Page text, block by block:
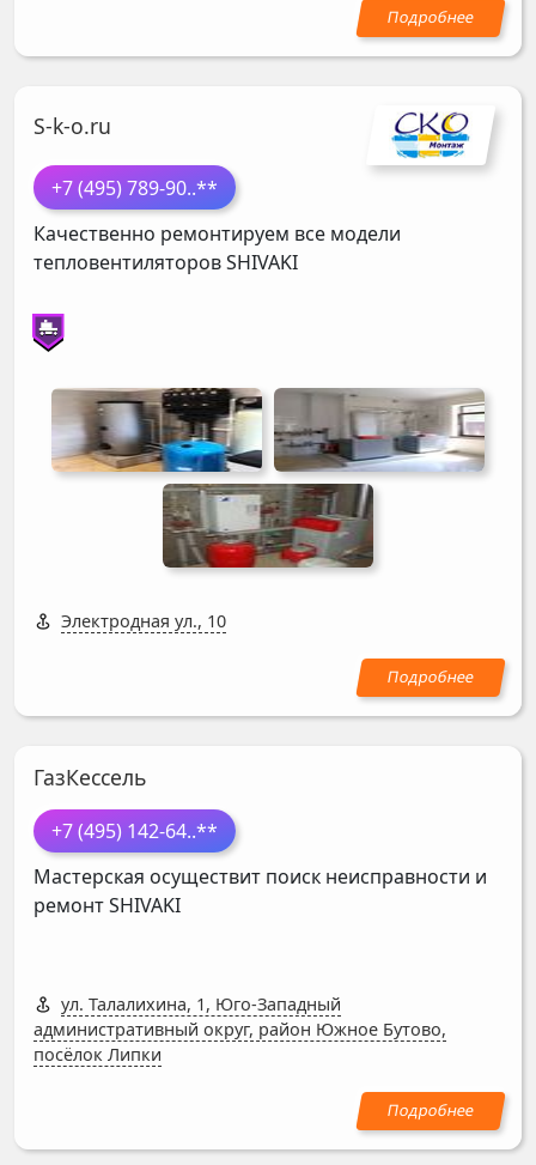
S-k-o.ru
+7 (495) 789-90..**
Качественно ремонтируем все модели
тепловентиляторовSHIVAKI
Электродная ул., 10
ГазКессель
+7 (495) 142-64..**
Мастерская осуществит поиск неисправности и
ремонтSHIVAKI
ул. Талалихина, 1, Юго-Западный
административный округ, район Южное Бутово,
посёлок Липки